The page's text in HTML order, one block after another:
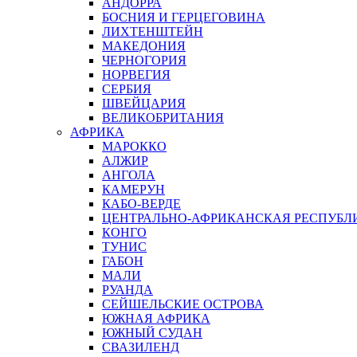
АНДОРРА
БОСНИЯ И ГЕРЦЕГОВИНА
ЛИХТЕНШТЕЙН
МАКЕДОНИЯ
ЧЕРНОГОРИЯ
НОРВЕГИЯ
СЕРБИЯ
ШВЕЙЦАРИЯ
ВЕЛИКОБРИТАНИЯ
АФРИКА
МАРОККО
АЛЖИР
АНГОЛА
КАМЕРУН
КАБО-ВЕРДЕ
ЦЕНТРАЛЬНО-АФРИКАНСКАЯ
КОНГО
ТУНИС
ГАБОН
МАЛИ
РУАНДА
СЕЙШЕЛЬСКИЕ ОСТРОВА
ЮЖНАЯ АФРИКА
ЮЖНЫЙ СУДАН
СВАЗИЛЕНД